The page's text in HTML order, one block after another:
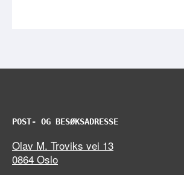
POST- OG BESØKSADRESSE
Olav M. Troviks vei 13
0864 Oslo